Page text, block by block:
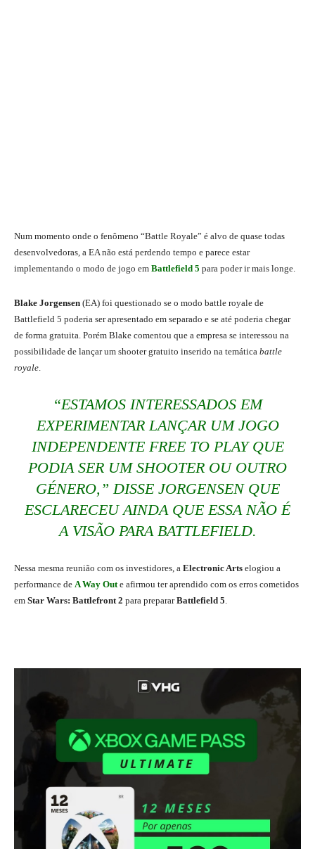
Num momento onde o fenômeno “Battle Royale” é alvo de quase todas
desenvolvedoras, a EA não está perdendo tempo e parece estar
implementando o modo de jogo em Battlefield 5 para poder ir mais longe.
Blake Jorgensen (EA) foi questionado se o modo battle royale de
Battlefield 5 poderia ser apresentado em separado e se até poderia chegar
de forma gratuita. Porém Blake comentou que a empresa se interessou na
possibilidade de lançar um shooter gratuito inserido na temática battle
royale.
“ESTAMOS INTERESSADOS EM
EXPERIMENTAR LANÇAR UM JOGO
INDEPENDENTE FREE TO PLAY QUE
PODIA SER UM SHOOTER OU OUTRO
GÉNERO,” DISSE JORGENSEN QUE
ESCLARECEU AINDA QUE ESSA NÃO É
A VISÃO PARA BATTLEFIELD.
Nessa mesma reunião com os investidores, a Electronic Arts elogiou a
performance de A Way Oute afirmou ter aprendido com os erros cometidos
em Star Wars: Battlefront 2 para prepararBattlefield 5.